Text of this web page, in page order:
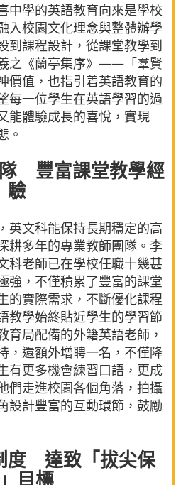
中學的英語教育向來是學校
入校園文化理念與整體辦學
到課程設計，從課堂教學到
之《蘭亭集序》——「羣賢
價值，也指引着英語教育的
每一位學生在英語學習的過
能體驗成長的喜悅，實現
。
豐富課堂教學經
驗
英文科能保持長期穩定的高
耕多年的專業教師團隊。李
科老師已在學校任職十幾甚
強，不僅積累了豐富的課堂
的實際需求，不斷優化課程
教學始終貼近學生的學習節
育局配備的外籍英語老師，
，還額外增聘一名，不僅降
有更多機會練習口語，更成
們走進校園各個角落，拍攝
設計豐富的互動環節，鼓勵
度 達致「拔尖保
目標